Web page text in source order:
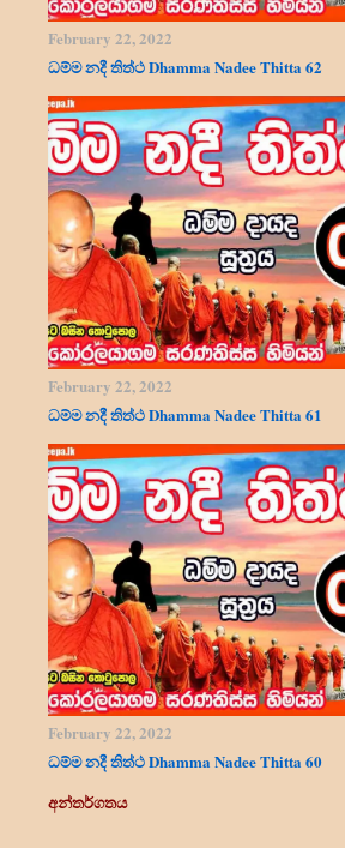
February 22, 2022
ධම්ම නදී තිත්ථ Dhamma Nadee Thitta 62
February 22, 2022
ධම්ම නදී තිත්ථ Dhamma Nadee Thitta 61
February 22, 2022
ධම්ම නදී තිත්ථ Dhamma Nadee Thitta 60
අන්තර්ගතය